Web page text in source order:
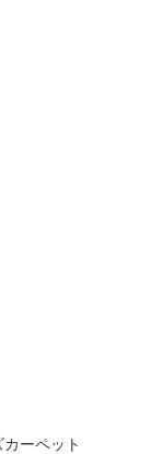
ーペット